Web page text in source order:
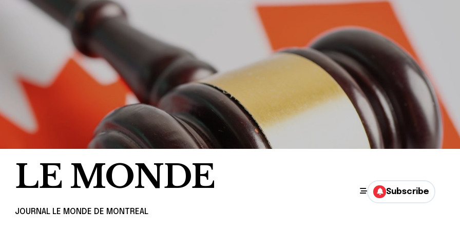
LE MONDE
JOURNAL LE MONDE DE MONTREAL
Subscribe